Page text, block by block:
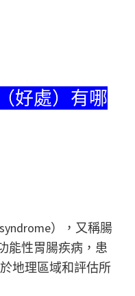
好處）有哪
），又稱腸
能性胃腸疾病，患
地理區域和評估所